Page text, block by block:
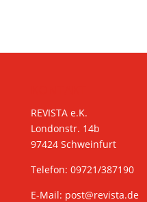
REVISTA e.K.
Londonstr. 14b
97424 Schweinfurt
Telefon: 09721/387190
E-Mail: post@revista.de